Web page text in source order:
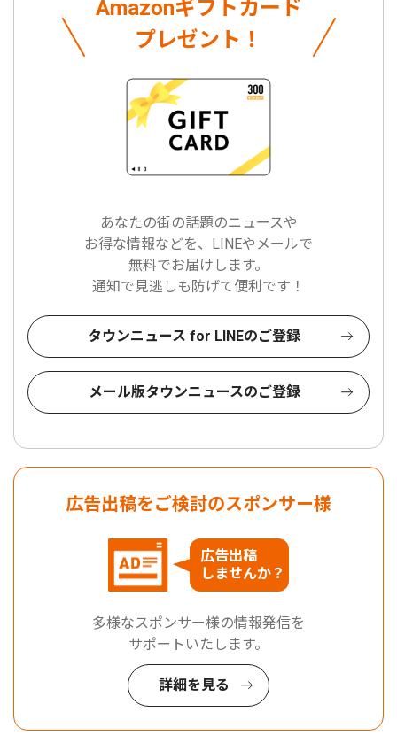
Amazonギフトカード
プレゼント！
あなたの街の話題のニュースや
お得な情報などを、LINEやメールで
無料でお届けします。
通知で見逃しも防げて便利です！
タウンニュース for LINEのご登録
メール版タウンニュースのご登録
広告出稿をご検討のスポンサー様
広告出稿
しませんか？
多様なスポンサー様の情報発信を
サポートいたします。
詳細を見る